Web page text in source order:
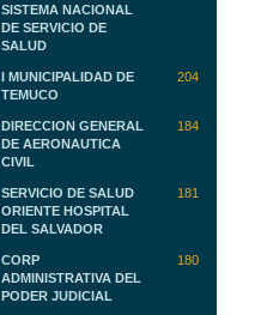
SISTEMA NACIONAL
DE SERVICIO DE
SALUD
I MUNICIPALIDAD DE
TEMUCO
204
DIRECCION GENERAL
DE AERONAUTICA
CIVIL
184
SERVICIO DE SALUD
ORIENTE HOSPITAL
DEL SALVADOR
181
CORP
ADMINISTRATIVA DEL
PODER JUDICIAL
180